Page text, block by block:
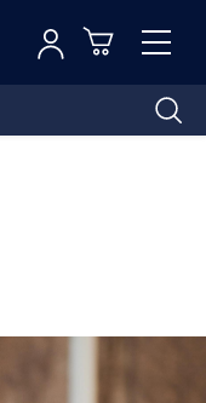
Toggle
Logg inn